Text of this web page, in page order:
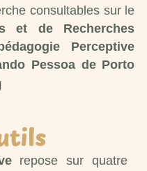
consultables sur le
et de Recherches
Perceptive
Pessoa de Porto
repose sur quatre